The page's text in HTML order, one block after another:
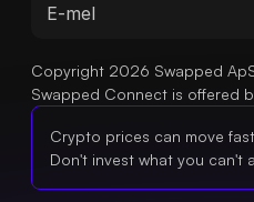
Copyright 2026 Swapped
Swapped Connect is offered
Crypto prices can move
Don't invest what you can't